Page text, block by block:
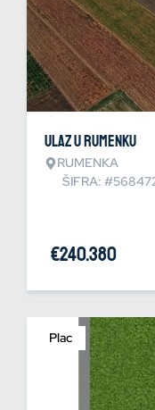
Ulaz u Rumenku
RUMENKA
ŠIFRA:
€240.380
Plac